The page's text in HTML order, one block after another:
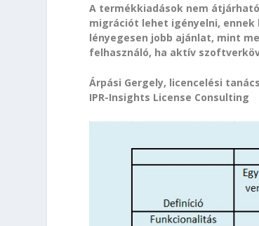
A termékkiadások nem
migrációt lehet igényelni,
lényegesen jobb ajánlat, mint
felhasználó, ha aktív
Árpási Gergely, licencelési
IPR-Insights License Consulting